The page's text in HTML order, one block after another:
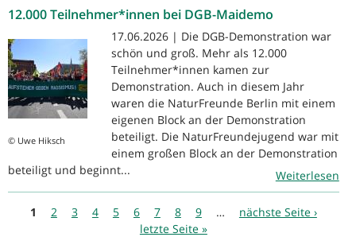
12.000 Teilnehmer*innen bei DGB-Maidemo
© Uwe Hiksch
17.06.2026 | Die DGB-Demonstration war
schön und groß. Mehr als 12.000
Teilnehmer*innen kamen zur
Demonstration. Auch in diesem Jahr
waren die NaturFreunde Berlin mit einem
eigenen Block an der Demonstration
beteiligt. Die NaturFreundejugend war mit
einem großen Block an der Demonstration
beteiligt und beginnt...
Weiterlesen
Seiten
1 2 3 4 5 6 7 8 9 …
nächste Seite ›
letzte Seite »